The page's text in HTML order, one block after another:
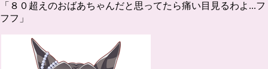
「８０超えのおばあちゃんだと思ってたら痛い目見るわよ...フ
フフ」